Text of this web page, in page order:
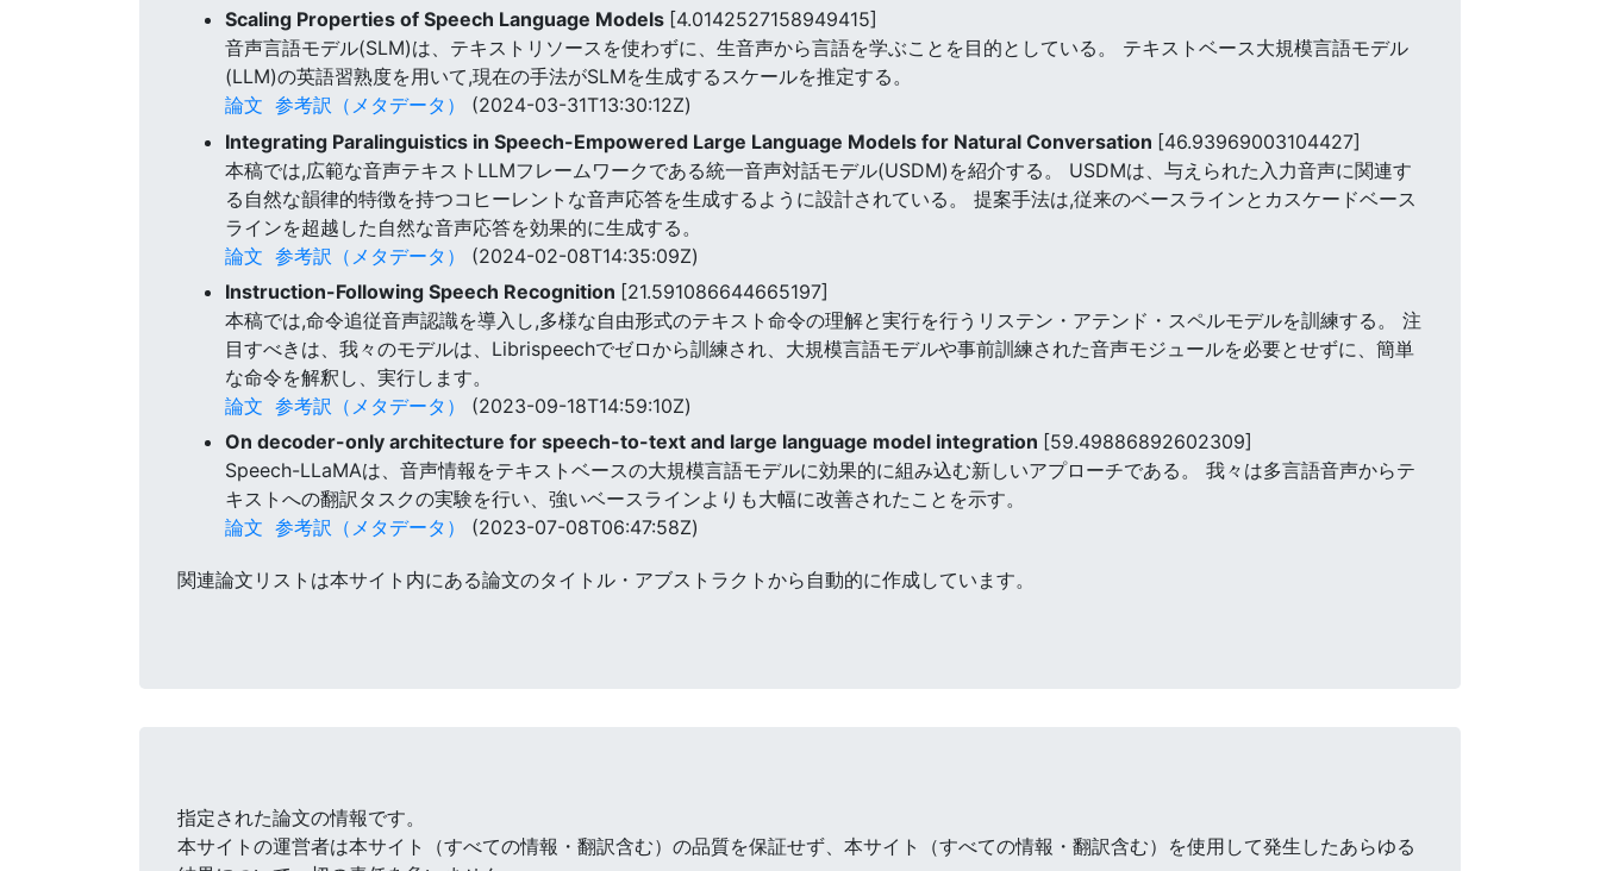
Scaling Properties of Speech Language Models [4.0142527158949415]
音声言語モデル(SLM)は、テキストリソースを使わずに、生音声から言語を学ぶことを目的としている。 テキストベース大規模言語モデル
(LLM)の英語習熟度を用いて,現在の手法がSLMを生成するスケールを推定する。
論文 参考訳（メタデータ）
(2024-03-31T13:30:12Z)
Integrating Paralinguistics in Speech-Empowered Large Language Models for Natural Conversation [46.93969003104427]
本稿では,広範な音声テキストLLMフレームワークである統一音声対話モデル(USDM)を紹介する。 USDMは、与えられた入力音声に関連す
る自然な韻律的特徴を持つコヒーレントな音声応答を生成するように設計されている。 提案手法は,従来のベースラインとカスケードベース
ラインを超越した自然な音声応答を効果的に生成する。
論文 参考訳（メタデータ）
(2024-02-08T14:35:09Z)
Instruction-Following Speech Recognition [21.591086644665197]
本稿では,命令追従音声認識を導入し,多様な自由形式のテキスト命令の理解と実行を行うリステン・アテンド・スペルモデルを訓練する。 注
目すべきは、我々のモデルは、Librispeechでゼロから訓練され、大規模言語モデルや事前訓練された音声モジュールを必要とせずに、簡単
な命令を解釈し、実行します。
論文 参考訳（メタデータ）
(2023-09-18T14:59:10Z)
On decoder-only architecture for speech-to-text and large language model integration [59.49886892602309]
Speech-LLaMAは、音声情報をテキストベースの大規模言語モデルに効果的に組み込む新しいアプローチである。 我々は多言語音声からテ
キストへの翻訳タスクの実験を行い、強いベースラインよりも大幅に改善されたことを示す。
論文 参考訳（メタデータ） (2023-07-08T06:47:58Z)
関連論文リストは本サイト内にある論文のタイトル・アブストラクトから自動的に作成しています。
指定された論文の情報です。
本サイトの運営者は本サイト（すべての情報・翻訳含む）の品質を保証せず、本サイト（すべての情報・翻訳含む）を使用して発生したあらゆる